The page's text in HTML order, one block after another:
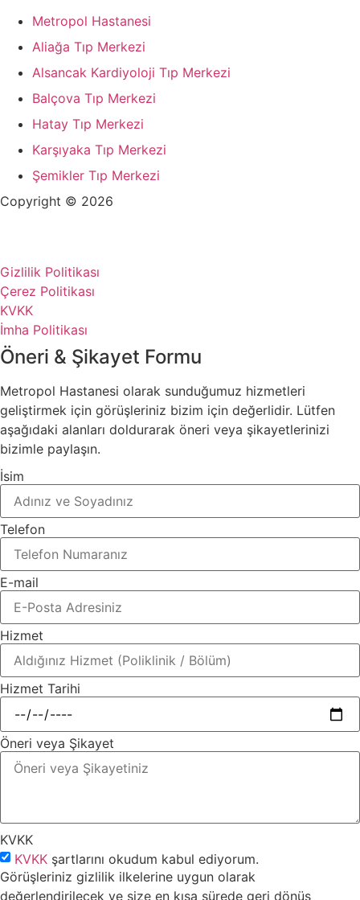
Metropol Hastanesi
Aliağa Tıp Merkezi
Alsancak Kardiyoloji Tıp Merkezi
Balçova Tıp Merkezi
Hatay Tıp Merkezi
Karşıyaka Tıp Merkezi
Şemikler Tıp Merkezi
Copyright © 2026
Gizlilik Politikası
Çerez Politikası
KVKK
İmha Politikası
Öneri & Şikayet Formu
Metropol Hastanesi olarak sunduğumuz hizmetleri
geliştirmek için görüşleriniz bizim için değerlidir. Lütfen
aşağıdaki alanları doldurarak öneri veya şikayetlerinizi
bizimle paylaşın.
İsim
Telefon
E-mail
Hizmet
Hizmet Tarihi
Öneri veya Şikayet
KVKK
KVKK şartlarını okudum kabul ediyorum.
Görüşleriniz gizlilik ilkelerine uygun olarak
değerlendirilecek ve size en kısa sürede geri dönüş